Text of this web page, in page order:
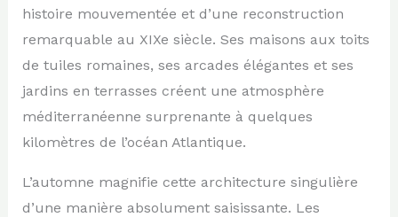
histoire mouvementée et d’une reconstruction
remarquable au XIXe siècle. Ses maisons aux toits
de tuiles romaines, ses arcades élégantes et ses
jardins en terrasses créent une atmosphère
méditerranéenne surprenante à quelques
kilomètres de l’océan Atlantique.
L’automne magnifie cette architecture singulière
d’une manière absolument saisissante. Les